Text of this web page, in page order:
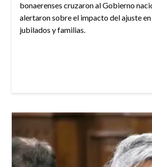
bonaerenses cruzaron al Gobierno
alertaron sobre el impacto del ajuste
jubilados y familias.